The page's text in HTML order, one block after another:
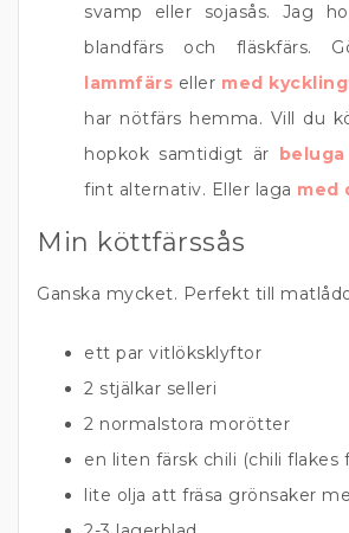
svamp eller sojasås. Jag
blandfärs och fläskfärs.
lammfärs eller med
har nötfärs hemma. Vill du
hopkok samtidigt är
fint alternativ. Eller laga med
Min köttfärssås
Ganska mycket. Perfekt till
ett par vitlöksklyftor
2 stjälkar selleri
2 normalstora morötter
en liten färsk chili (chili flakes
lite olja att fräsa grönsaker